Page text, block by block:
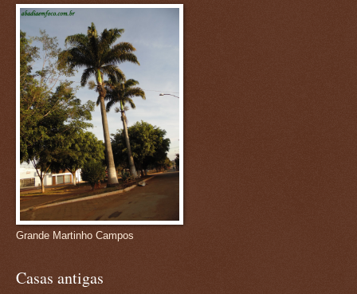
Grande Martinho Campos
Casas antigas